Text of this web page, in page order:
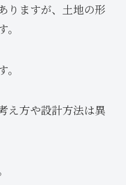
りますが、土地の形
え方や設計方法は異